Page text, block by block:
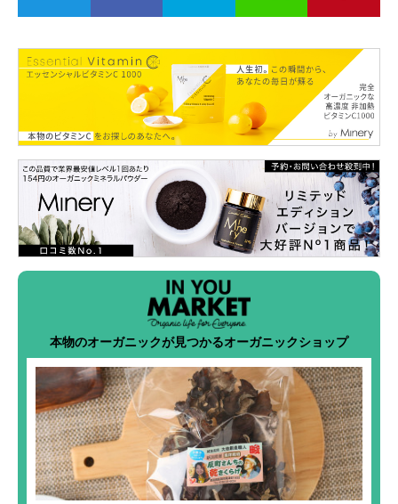
本物のオーガニックが見つかるオーガニックショップ